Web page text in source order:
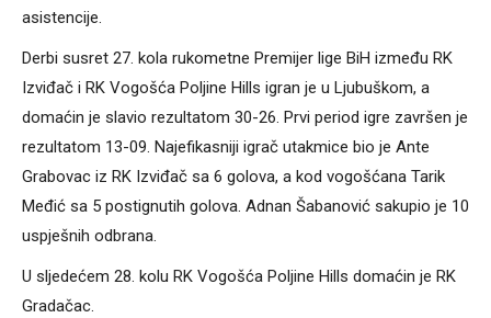
asistencije.
Derbi susret 27. kola rukometne Premijer lige BiH između RK
Izviđač i RK Vogošća Poljine Hills igran je u Ljubuškom, a
domaćin je slavio rezultatom 30-26. Prvi period igre završen je
rezultatom 13-09. Najefikasniji igrač utakmice bio je Ante
Grabovac iz RK Izviđač sa 6 golova, a kod vogošćana Tarik
Međić sa 5 postignutih golova. Adnan Šabanović sakupio je 10
uspješnih odbrana.
U sljedećem 28. kolu RK Vogošća Poljine Hills domaćin je RK
Gradačac.